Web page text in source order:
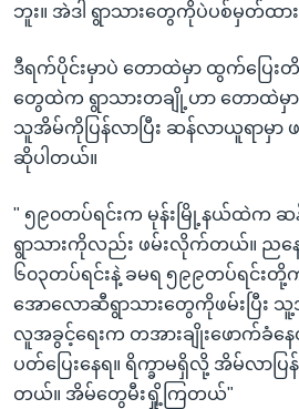
ဘူး။ အဲဒါ ရွာသားတွေကိုပဲပစ်မှတ်ထ
ဒီရက်ပိုင်းမှာပဲ တောထဲမှာ ထွက်ပြေးတိ
တွေထဲက ရွာသားတချို့ဟာ တောထဲမှာ
သူအိမ်ကိုပြန်လာပြီး ဆန်လာယူရာမှ
ဆိုပါတယ်။
" ၅၉၀တပ်ရင်းက မုန်းမြို့နယ်ထဲက
ရွာသားကိုလည်း ဖမ်းလိုက်တယ်။ ညန
၆၀၃တပ်ရင်းနဲ့ ခမရ ၅၉၉တပ်ရင်
အောလောဆီရွာသားတွေကိုဖမ်းပြီး
လူအခွင့်ရေးက တအားချိုးဖောက်ခံနေ
ပတ်ပြေးနေရ။ ရိက္ခာမရှိလို့ အိမ်လာပ
တယ်။ အိမ်တွေမီးရှို့ကြတယ်"